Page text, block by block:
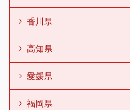
香川県
高知県
愛媛県
福岡県